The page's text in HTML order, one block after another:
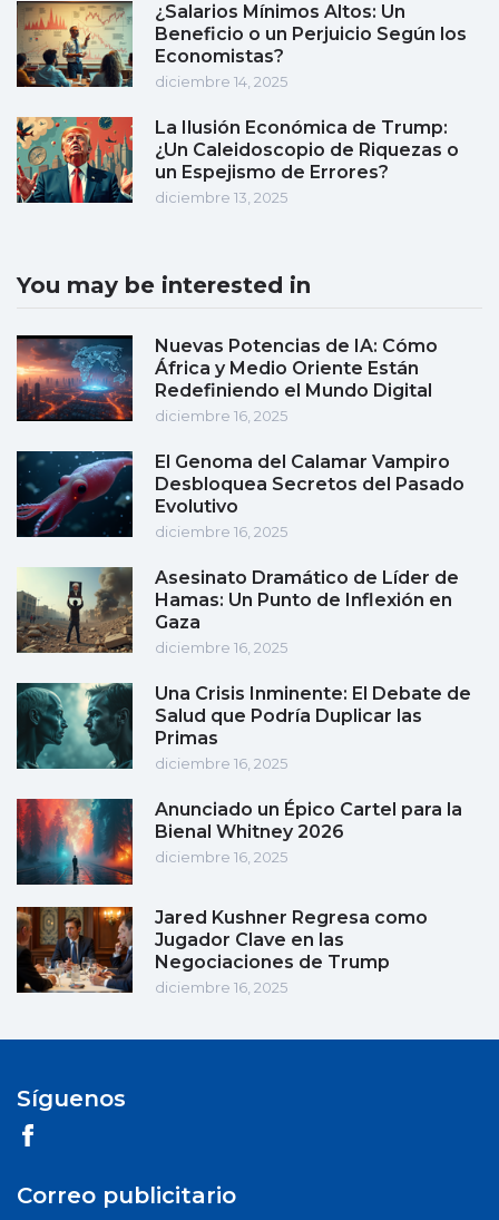
¿Salarios Mínimos Altos: Un
Beneficio o un Perjuicio Según los
Economistas?
diciembre 14, 2025
La Ilusión Económica de Trump:
¿Un Caleidoscopio de Riquezas o
un Espejismo de Errores?
diciembre 13, 2025
You may be interested in
Nuevas Potencias de IA: Cómo
África y Medio Oriente Están
Redefiniendo el Mundo Digital
diciembre 16, 2025
El Genoma del Calamar Vampiro
Desbloquea Secretos del Pasado
Evolutivo
diciembre 16, 2025
Asesinato Dramático de Líder de
Hamas: Un Punto de Inflexión en
Gaza
diciembre 16, 2025
Una Crisis Inminente: El Debate de
Salud que Podría Duplicar las
Primas
diciembre 16, 2025
Anunciado un Épico Cartel para la
Bienal Whitney 2026
diciembre 16, 2025
Jared Kushner Regresa como
Jugador Clave en las
Negociaciones de Trump
diciembre 16, 2025
Síguenos
Correo publicitario